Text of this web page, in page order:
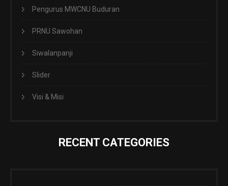
Pengurus MWCNU Buduran
PRNU Sawohan
Siwalanpanji
Slider
Visi & Misi
RECENT CATEGORIES